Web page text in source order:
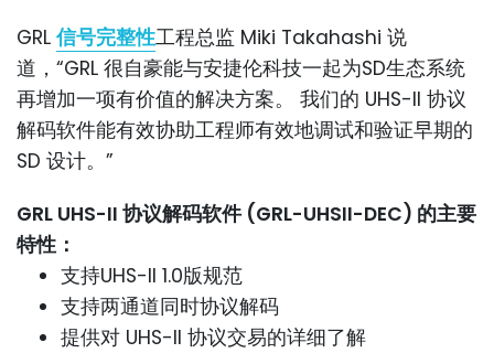
GRL 信号完整性工程总监 Miki Takahashi 说
道，“GRL 很自豪能与安捷伦科技一起为SD生态系统
再增加一项有价值的解决方案。 我们的 UHS-II 协议
解码软件能有效协助工程师有效地调试和验证早期的
SD 设计。”
GRL UHS-II 协议解码软件 (GRL-UHSII-DEC) 的主要
特性：
支持UHS-II 1.0版规范
支持两通道同时协议解码
提供对 UHS-II 协议交易的详细了解